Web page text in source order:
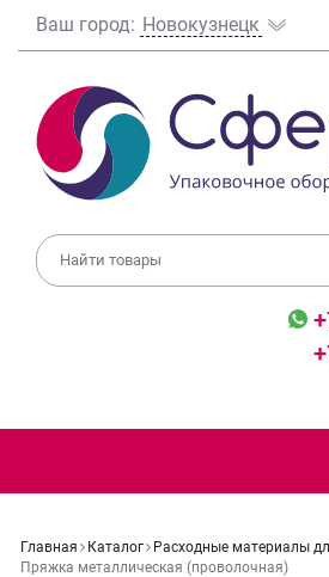
Ваш город: Новокузнецк
Главная Каталог
Расходные материалы
Пряжка металлическая (проволочная)